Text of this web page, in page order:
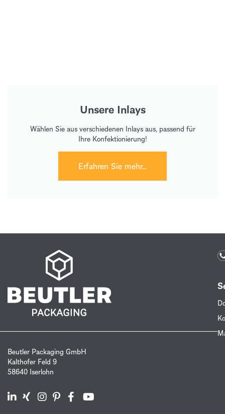
Unsere Inlays
Wählen Sie aus verschiedenen Inlays aus, passend für
Ihre Konfektionierung!
Erfahren Sie mehr...
Beutler Packaging GmbH
Kalthofer Feld 9
58640 Iserlohn